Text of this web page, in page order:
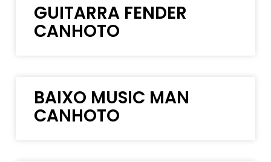
GUITARRA FENDER
CANHOTO
BAIXO MUSIC MAN
CANHOTO